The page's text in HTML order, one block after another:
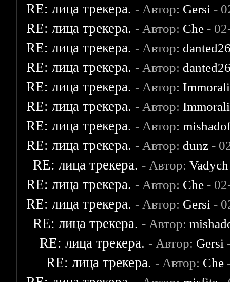
RE: лица трекера. - Автор: Gersi -
RE: лица трекера. - Автор: Che -
RE: лица трекера. - Автор:
RE: лица трекера. - Автор:
RE: лица трекера. - Автор:
RE: лица трекера. - Автор:
RE: лица трекера. - Автор:
RE: лица трекера. - Автор: dunz -
RE: лица трекера. - Автор:Vadych
RE: лица трекера. - Автор: Che -
RE: лица трекера. - Автор: Gersi -
RE: лица трекера. - Автор:
RE: лица трекера. - Автор: Gersi
RE: лица трекера. - Автор: Che